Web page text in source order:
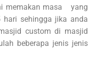
memakan masa yang
sehingga jika anda
custom di masjid
beberapa jenis jenis